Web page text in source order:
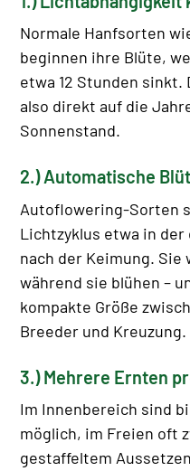
Normale Hanfsorten
beginnen ihre Blüte,
etwa 12 Stunden sinkt.
also direkt auf die
Sonnenstand.
2.) Automatische
Autoflowering-Sorten
Lichtzyklus etwa in
nach der Keimung. Sie
während sie blühen –
kompakte Größe
Breeder und Kreuzung.
3.) Mehrere Ernten
Im Innenbereich sind
möglich, im Freien oft
gestaffeltem